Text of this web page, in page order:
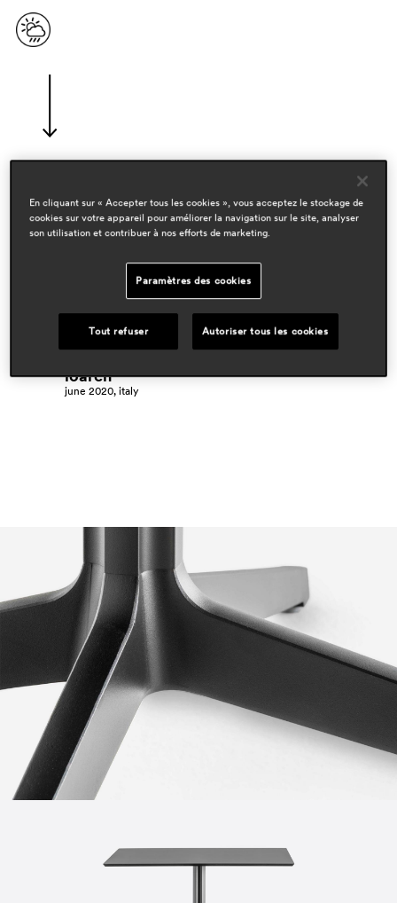
designers
jorge pensi design studio
hospitality
workspace & corporate
outdoor
espace presse
ioarch
june 2020, italy
En cliquant sur « Accepter tous les cookies », vous acceptez le stockage de
cookies sur votre appareil pour améliorer la navigation sur le site, analyser
son utilisation et contribuer à nos efforts de marketing.
Paramètres des cookies
Tout refuser Autoriser tous les cookies